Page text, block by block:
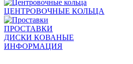
ЦЕНТРОВОЧНЫЕ КОЛЬЦА
ПРОСТАВКИ
ДИСКИ КОВАНЫЕ
ИНФОРМАЦИЯ